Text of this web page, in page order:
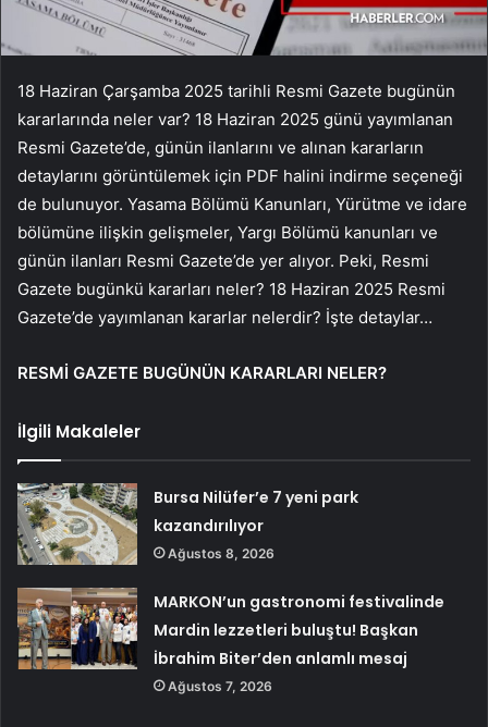
18 Haziran Çarşamba 2025 tarihli Resmi Gazete bugünün
kararlarında neler var? 18 Haziran 2025 günü yayımlanan
Resmi Gazete’de, günün ilanlarını ve alınan kararların
detaylarını görüntülemek için PDF halini indirme seçeneği
de bulunuyor. Yasama Bölümü Kanunları, Yürütme ve idare
bölümüne ilişkin gelişmeler, Yargı Bölümü kanunları ve
günün ilanları Resmi Gazete’de yer alıyor. Peki, Resmi
Gazete bugünkü kararları neler? 18 Haziran 2025 Resmi
Gazete’de yayımlanan kararlar nelerdir? İşte detaylar…
RESMİ GAZETE BUGÜNÜN KARARLARI NELER?
İlgili Makaleler
Bursa Nilüfer’e 7 yeni park
kazandırılıyor
Ağustos 8, 2026
MARKON’un gastronomi festivalinde
Mardin lezzetleri buluştu! Başkan
İbrahim Biter’den anlamlı mesaj
Ağustos 7, 2026